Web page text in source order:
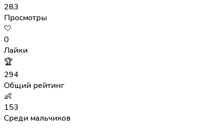
283
Просмотры
🤍
0
Лайки
🏆
294
Общий рейтинг
👶
153
Среди мальчиков